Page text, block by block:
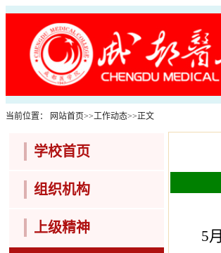
当前位置： 网站首页>>工作动态>>正文
学校首页
组织机构
上级精神 5月